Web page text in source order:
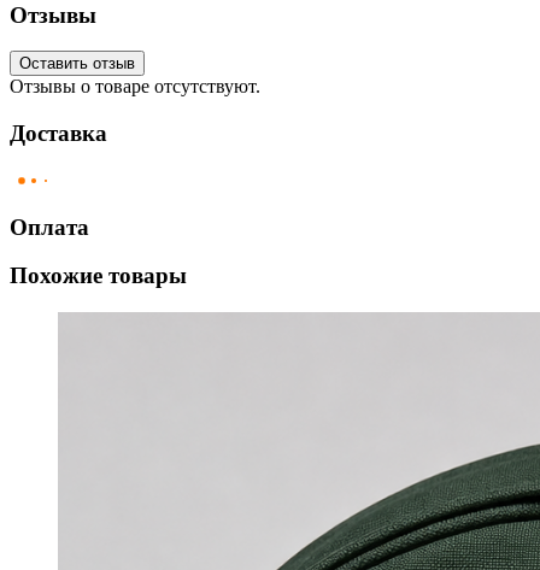
Отзывы
Оставить отзыв
Отзывы о товаре отсутствуют.
Доставка
Оплата
Похожие товары